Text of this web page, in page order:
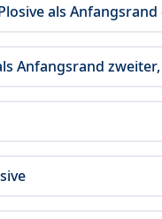
als
Anfangsrand